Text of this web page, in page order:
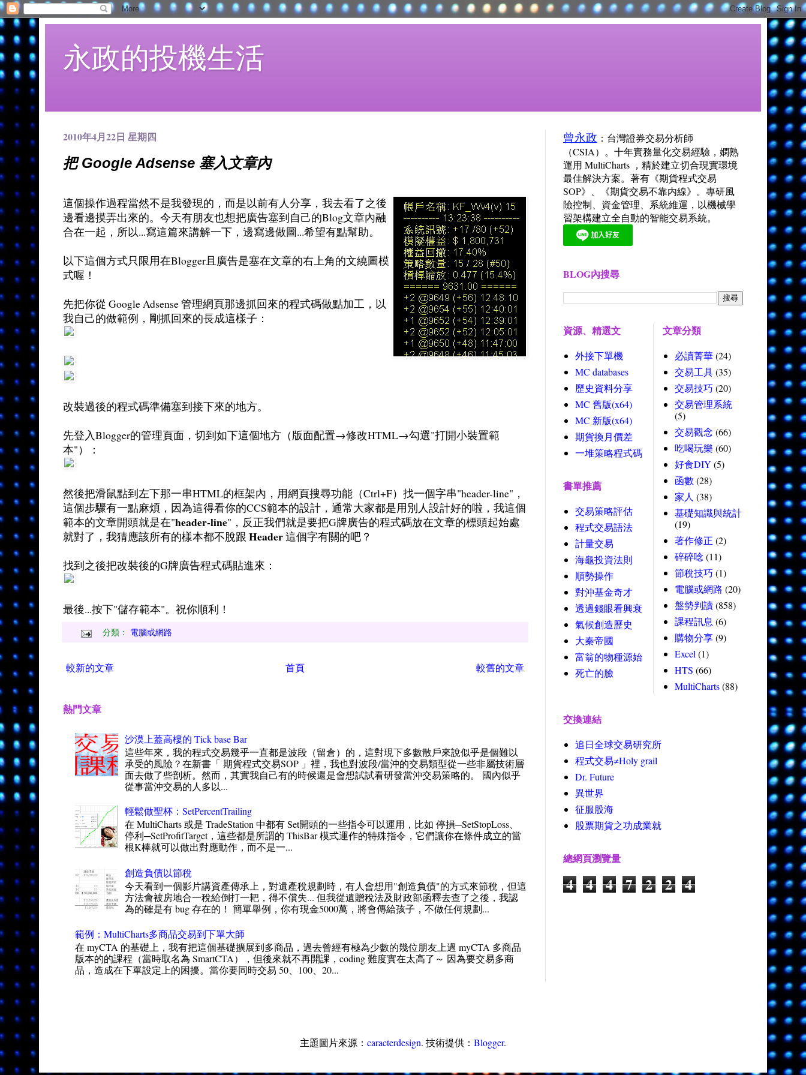
永政的投機生活
2010年4月22日 星期四
把 Google Adsense 塞入文章內
這個操作過程當然不是我發現的，而是以前有人分享，我去看了之後
邊看邊摸弄出來的。今天有朋友也想把廣告塞到自己的Blog文章內融
合在一起，所以...寫這篇來講解一下，邊寫邊做圖...希望有點幫助。
以下這個方式只限用在Blogger且廣告是塞在文章的右上角的文繞圖模
式喔！
先把你從 Google Adsense 管理網頁那邊抓回來的程式碼做點加工，以
我自己的做範例，剛抓回來的長成這樣子：
改裝過後的程式碼準備塞到接下來的地方。
先登入Blogger的管理頁面，切到如下這個地方（版面配置→修改HTML→勾選"打開小裝置範
本"）：
然後把滑鼠點到左下那一串HTML的框架內，用網頁搜尋功能（Ctrl+F）找一個字串"header-line"，
這個步驟有一點麻煩，因為這得看你的CCS範本的設計，通常大家都是用別人設計好的啦，我這個
範本的文章開頭就是在"header-line"，反正我們就是要把G牌廣告的程式碼放在文章的標頭起始處
就對了，我猜應該所有的樣本都不脫跟 Header這個字有關的吧？
找到之後把改裝後的G牌廣告程式碼貼進來：
最後...按下"儲存範本"。祝你順利！
分類： 電腦或網路
較新的文章 較舊的文章
首頁
熱門文章
沙漠上蓋高樓的 Tick base Bar
這些年來，我的程式交易幾乎一直都是波段（留倉）的，這對現下多數散戶來說似乎是個難以
承受的風險？在新書「 期貨程式交易SOP 」裡，我也對波段/當沖的交易類型從一些非屬技術層
面去做了些剖析。然而，其實我自己有的時候還是會想試試看研發當沖交易策略的。 國內似乎
從事當沖交易的人多以...
輕鬆做聖杯：SetPercentTrailing
在 MultiCharts 或是 TradeStation 中都有 Set開頭的一些指令可以運用，比如 停損─SetStopLoss、
停利─SetProfitTarget，這些都是所謂的 ThisBar 模式運作的特殊指令，它們讓你在條件成立的當
根K棒就可以做出對應動作，而不是一...
創造負債以節稅
今天看到一個影片講資產傳承上，對遺產稅規劃時，有人會想用"創造負債"的方式來節稅，但這
方法會被房地合一稅給倒打一耙，得不償失... 但我從遺贈稅法及財政部函釋去查了之後，我認
為的確是有 bug 存在的！ 簡單舉例，你有現金5000萬，將會傳給孩子，不做任何規劃...
範例：MultiCharts多商品交易到下單大師
在 myCTA 的基礎上，我有把這個基礎擴展到多商品，過去曾經有極為少數的幾位朋友上過 myCTA 多商品
版本的的課程（當時取名為 SmartCTA），但後來就不再開課，coding 難度實在太高了～ 因為要交易多商
品，造成在下單設定上的困擾。當你要同時交易 50、100、20...
曾永政 ：台灣證券交易分析師
（CSIA）。十年實務量化交易經驗，嫻熟
運用 MultiCharts ，精於建立切合現實環境
最佳解決方案。著有《期貨程式交易
SOP》、《期貨交易不靠内線》。專研風
險控制、資金管理、系統維運，以機械學
習架構建立全自動的智能交易系統。
BLOG內搜尋
資源、精選文
外接下單機
MC databases
歷史資料分享
MC 舊版(x64)
MC 新版(x64)
期貨換月價差
一堆策略程式碼
書單推薦
交易策略評估
程式交易語法
計量交易
海龜投資法則
順勢操作
對沖基金奇才
透過錢眼看興衰
氣候創造歷史
大秦帝國
富翁的物種源始
死亡的臉
文章分類
必讀菁華(24)
交易工具(35)
交易技巧 (20)
交易管理系統
(5)
交易觀念 (66)
吃喝玩樂 (60)
好食DIY (5)
函數 (28)
家人 (38)
基礎知識與統計
(19)
著作修正 (2)
碎碎唸 (11)
節稅技巧 (1)
電腦或網路 (20)
盤勢判讀(858)
課程訊息 (6)
購物分享(9)
Excel (1)
HTS (66)
MultiCharts(88)
交換連結
追日全球交易研究所
程式交易≠Holy grail
Dr. Future
異世界
征服股海
股票期貨之功成業就
總網頁瀏覽量
4 4 4 7 2 2 4
主題圖片來源： caracterdesign. 技術提供： Blogger.